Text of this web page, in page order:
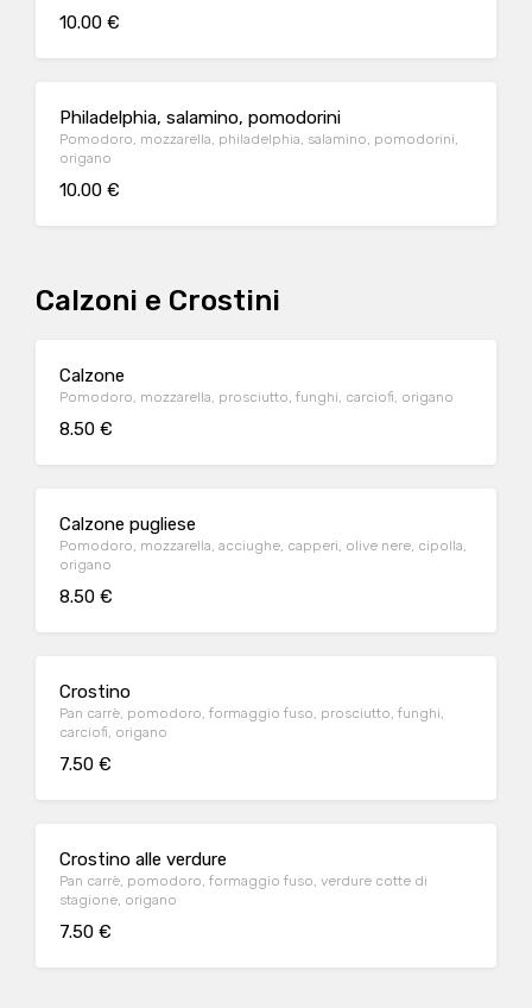
10.00 €
Philadelphia, salamino, pomodorini
Pomodoro, mozzarella, philadelphia, salamino, pomodorini,
origano
10.00 €
Calzoni e Crostini
Calzone
Pomodoro, mozzarella, prosciutto, funghi, carciofi, origano
8.50 €
Calzone pugliese
Pomodoro, mozzarella, acciughe, capperi, olive nere, cipolla,
origano
8.50 €
Crostino
Pan carrè, pomodoro, formaggio fuso, prosciutto, funghi,
carciofi, origano
7.50 €
Crostino alle verdure
Pan carrè, pomodoro, formaggio fuso, verdure cotte di
stagione, origano
7.50 €